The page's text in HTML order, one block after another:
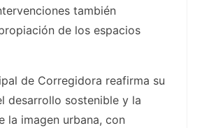
también
de los espacios
de Corregidora reafirma su
desarrollo sostenible y la
la imagen urbana, con